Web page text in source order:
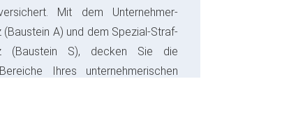
Mit dem Unternehmer-
(Baustein A) und dem Spezial-Straf-
(Baustein S), decken Sie die
Ihres unternehmerischen
sparen bares Geld.